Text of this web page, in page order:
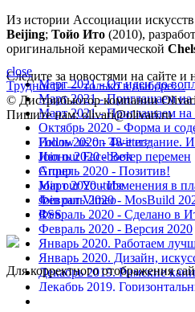
Из истории Ассоциации
Beijing; Тойо Ито (2010),
оригинальной керамической
Следите за новостями на сайте и
Март 2021 - От идеи до
Март 2021 - Приглашаем на
Март 2021 - Приглашаем на
Октябрь 2020 - Форма и
Июль 2020 - 48-е издание.
Июнь 2020 - Ветер перемен
Апрель 2020 - Позитив!
Март 2020 - Изменения в
Февраль 2020 - MosBuild
Февраль 2020 - Сделано в
Февраль 2020 - Версия 2020
Январь 2020. Работаем
Январь 2020. Дизайн,
Декабрь 2019. Римские
Декабрь 2019.
close
Трудности — только в выборе…
© Дистрибьютор компании
Пишите нам: olivari@olivari.ru
Follow us on Twitter>
Join our Facebook
Group
Join our Youtube
Join our Vimeo
RSS
Для корректного отображения